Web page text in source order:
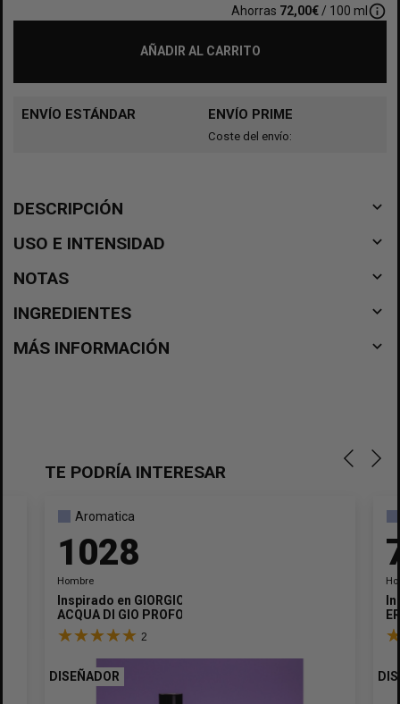
Ahorras 72,00€ / 100 ml info_outline
AÑADIR AL CARRITO
ENVÍO ESTÁNDAR ENVÍO PRIME
Coste del envío:
DESCRIPCIÓN navigate_before
USO E INTENSIDAD navigate_before
NOTAS navigate_before
INGREDIENTES navigate_before
MÁS INFORMACIÓN navigate_before
TE PODRÍA INTERESAR
Aromatica
1028
Hombre
Inspirado en GIORGIO ARMANI
ACQUA DI GIO PROFONDO
2
DISEÑADOR